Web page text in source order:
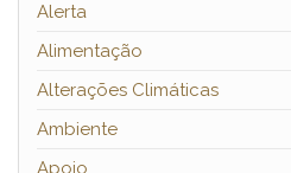
Alerta
Alimentação
Alterações Climáticas
Ambiente
Apoio